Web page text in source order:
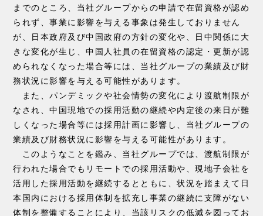
までのところ、当社グループからの申請で在留資格が認め
られず、事業に影響を与える事象は発生しておりません
が、日本政府及び中国政府の方針の変化や、日中関係に大
きな変化が生じ、中国人社員の在留資格の認定・更新が認
められなくなった場合等には、当社グループの業績及び財
務状況に影響を与える可能性があります。
また、パンデミックや社会情勢の変化により渡航制限が
なされ、中国現地での採用活動の継続や内定後の来日が難
しくなった場合等には採用計画に影響し、当社グループの
業績及び財務状況に影響を与える可能性があります。
このようなことを鑑み、当社グループでは、渡航制限が
行われた場合でもリモートでの採用活動や、現地子会社を
活用した採用活動を継続するとともに、状況を踏まえて日
本国内における採用体制を拡充し事業の継続に支障がない
体制を整備することにより、当該リスクの低減を図ってお